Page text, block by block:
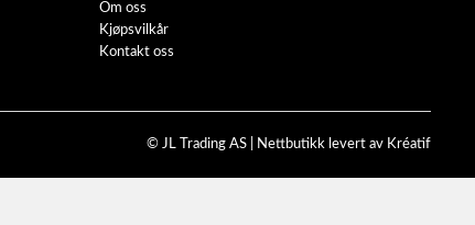
Om oss
Kjøpsvilkår
Kontakt oss
© JL Trading AS | Nettbutikk levert av Kréatif